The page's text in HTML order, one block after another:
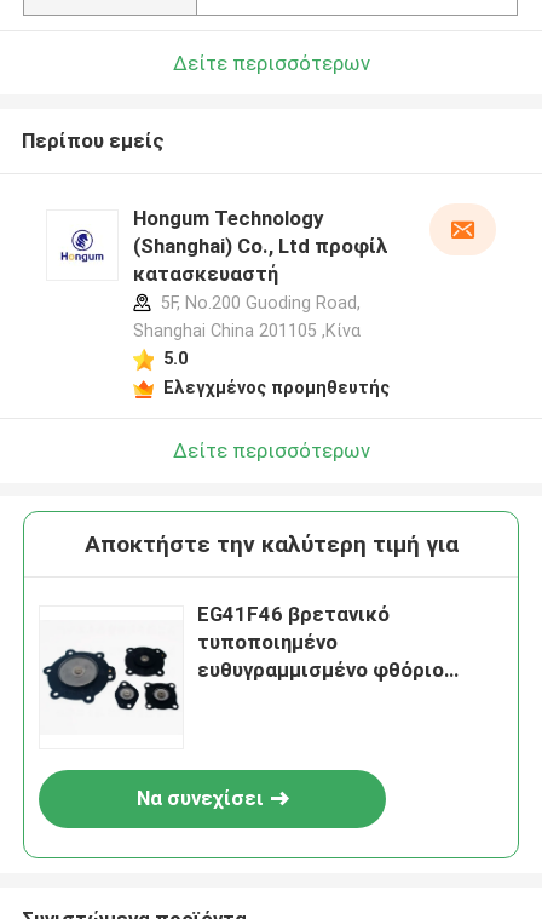
Δείτε περισσότερων
Περίπου εμείς
Hongum Technology
(Shanghai) Co., Ltd προφίλ
κατασκευαστή
5F, No.200 Guoding Road,
Shanghai China 201105 ,Κίνα
5.0
Ελεγχμένος προμηθευτής
Δείτε περισσότερων
Αποκτήστε την καλύτερη τιμή για
EG41F46 βρετανικό
τυποποιημένο
ευθυγραμμισμένο φθόριο
Να συνεχίσει